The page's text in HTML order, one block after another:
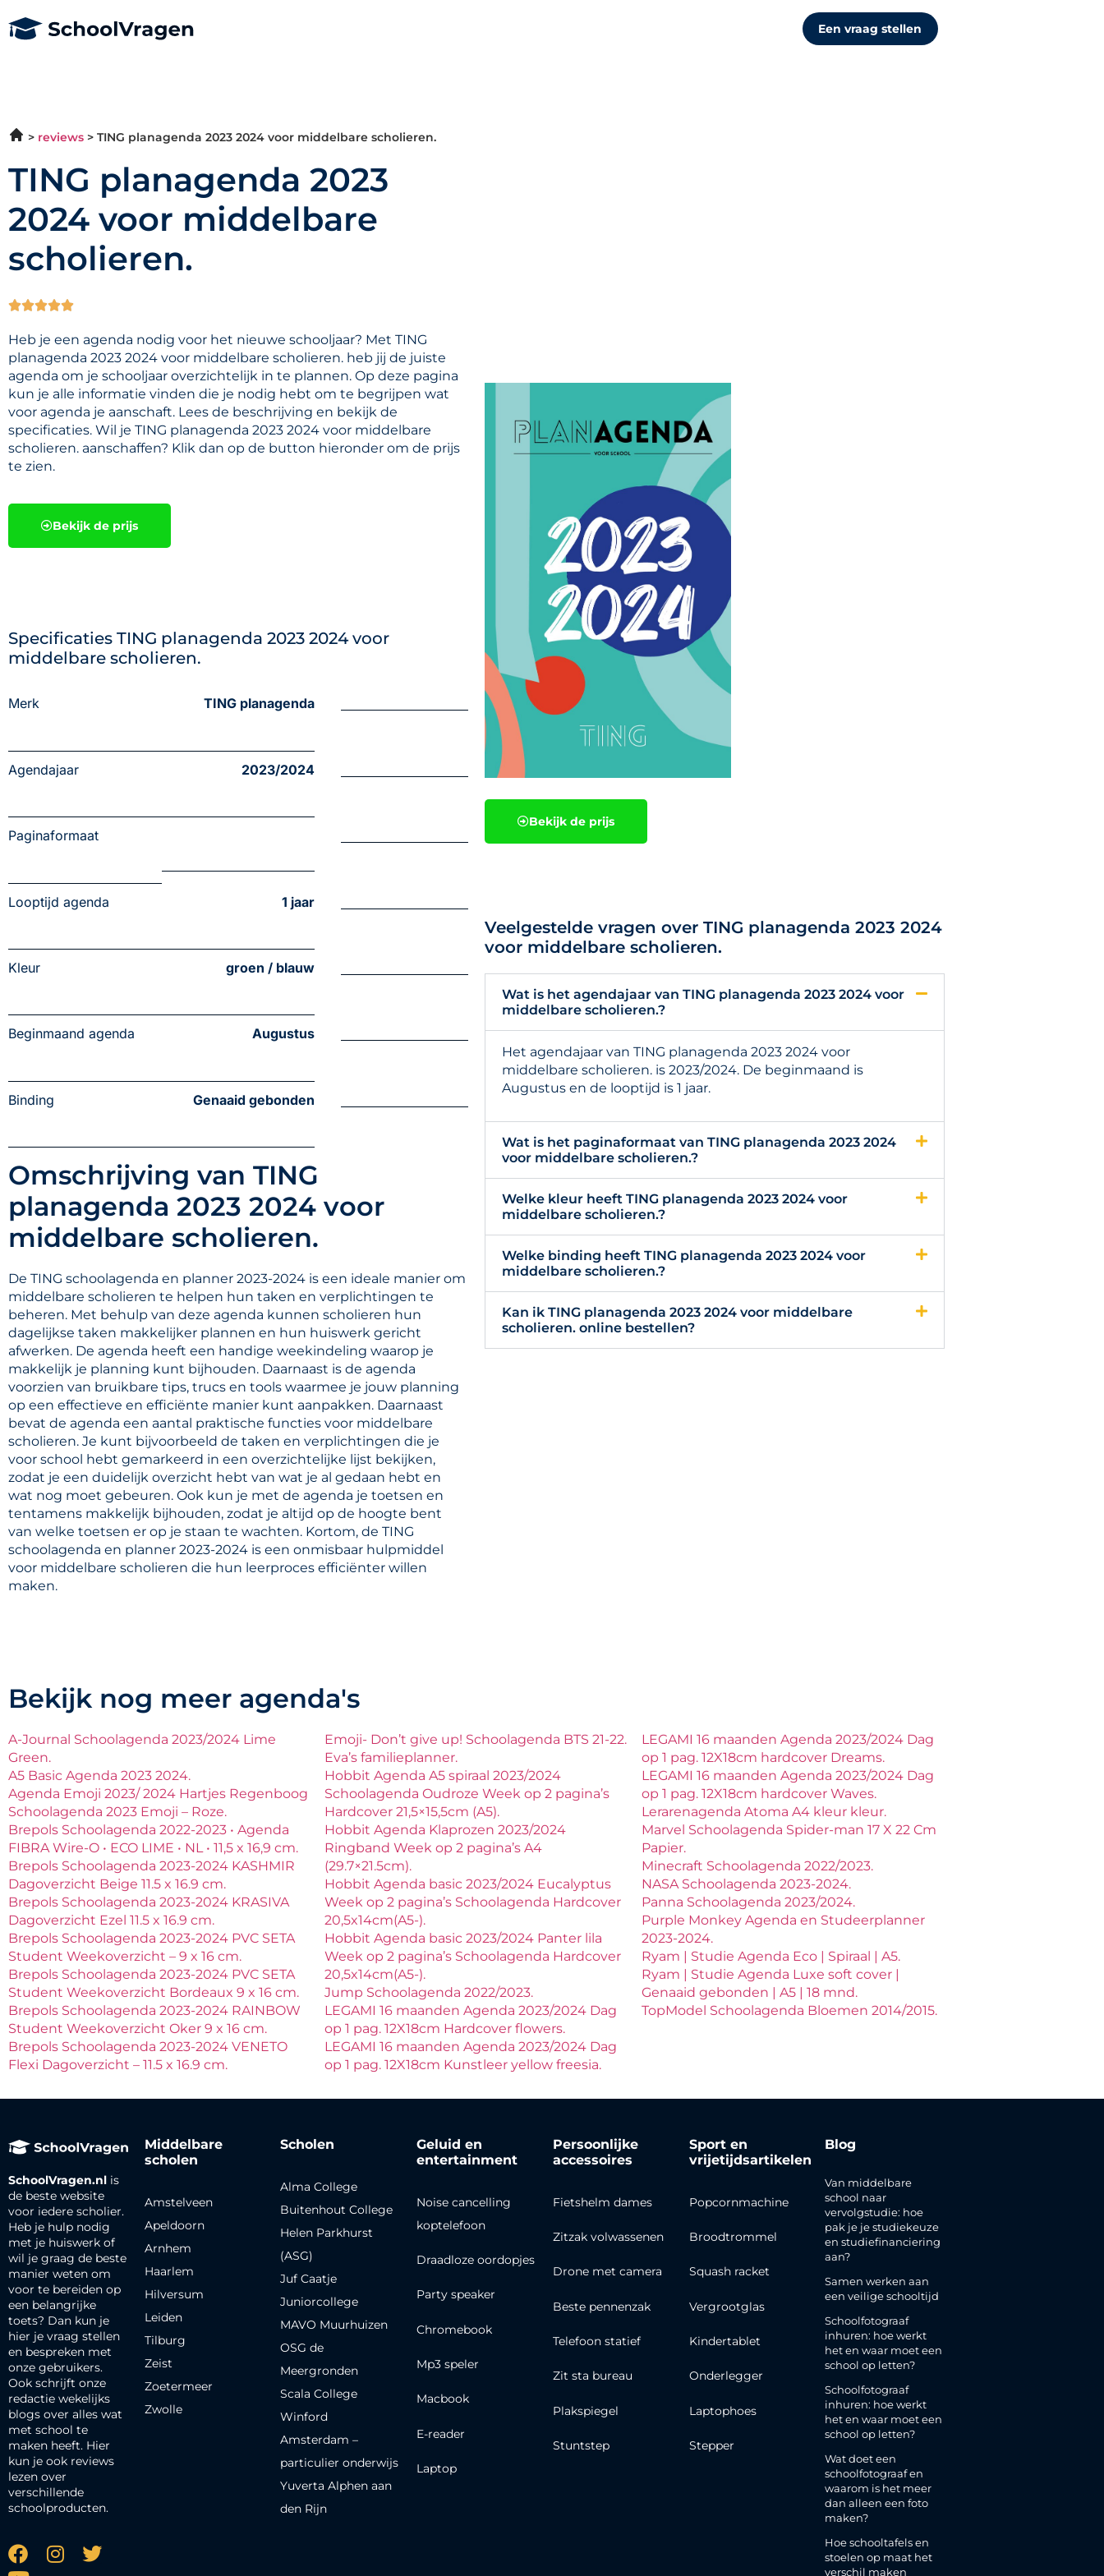
Een vraag stellen
reviews TING planagenda 2023 2024 voor middelbare scholieren.
TING planagenda 2023
2024 voor middelbare
scholieren.

Heb je een agenda nodig voor het nieuwe schooljaar? Met TING
planagenda 2023 2024 voor middelbare scholieren. heb jij de juiste
agenda om je schooljaar overzichtelijk in te plannen. Op deze pagina
kun je alle informatie vinden die je nodig hebt om te begrijpen wat
voor agenda je aanschaft. Lees de beschrijving en bekijk de
specificaties. Wil je TING planagenda 2023 2024 voor middelbare
scholieren. aanschaffen? Klik dan op de button hieronder om de prijs
te zien.
Bekijk de prijs
Specificaties TING planagenda 2023 2024 voor
middelbare scholieren.
Merk TING planagenda
Agendajaar 2023/2024
Paginaformaat
Looptijd agenda 1 jaar
Kleur groen / blauw
Beginmaand agenda Augustus
Binding Genaaid gebonden
Omschrijving van TING
planagenda 2023 2024 voor
middelbare scholieren.
De TING schoolagenda en planner 2023-2024 is een ideale manier om
middelbare scholieren te helpen hun taken en verplichtingen te
beheren. Met behulp van deze agenda kunnen scholieren hun
dagelijkse taken makkelijker plannen en hun huiswerk gericht
afwerken. De agenda heeft een handige weekindeling waarop je
makkelijk je planning kunt bijhouden. Daarnaast is de agenda
voorzien van bruikbare tips, trucs en tools waarmee je jouw planning
op een effectieve en efficiënte manier kunt aanpakken. Daarnaast
bevat de agenda een aantal praktische functies voor middelbare
scholieren. Je kunt bijvoorbeeld de taken en verplichtingen die je
voor school hebt gemarkeerd in een overzichtelijke lijst bekijken,
zodat je een duidelijk overzicht hebt van wat je al gedaan hebt en
wat nog moet gebeuren. Ook kun je met de agenda je toetsen en
tentamens makkelijk bijhouden, zodat je altijd op de hoogte bent
van welke toetsen er op je staan te wachten. Kortom, de TING
schoolagenda en planner 2023-2024 is een onmisbaar hulpmiddel
voor middelbare scholieren die hun leerproces efficiënter willen
maken.
Bekijk de prijs
Veelgestelde vragen over TING planagenda 2023 2024
voor middelbare scholieren.
Wat is het agendajaar van TING planagenda 2023 2024 voor
middelbare scholieren.?
Het agendajaar van TING planagenda 2023 2024 voor
middelbare scholieren. is 2023/2024. De beginmaand is
Augustus en de looptijd is 1 jaar.
Wat is het paginaformaat van TING planagenda 2023 2024
voor middelbare scholieren.?
Welke kleur heeft TING planagenda 2023 2024 voor
middelbare scholieren.?
Welke binding heeft TING planagenda 2023 2024 voor
middelbare scholieren.?
Kan ik TING planagenda 2023 2024 voor middelbare
scholieren. online bestellen?
Bekijk nog meer agenda's
A-Journal Schoolagenda 2023/2024 Lime
Green.
A5 Basic Agenda 2023 2024.
Agenda Emoji 2023/ 2024 Hartjes Regenboog
Schoolagenda 2023 Emoji – Roze.
Brepols Schoolagenda 2022-2023 • Agenda
FIBRA Wire-O • ECO LIME • NL • 11,5 x 16,9 cm.
Brepols Schoolagenda 2023-2024 KASHMIR
Dagoverzicht Beige 11.5 x 16.9 cm.
Brepols Schoolagenda 2023-2024 KRASIVA
Dagoverzicht Ezel 11.5 x 16.9 cm.
Brepols Schoolagenda 2023-2024 PVC SETA
Student Weekoverzicht – 9 x 16 cm.
Brepols Schoolagenda 2023-2024 PVC SETA
Student Weekoverzicht Bordeaux 9 x 16 cm.
Brepols Schoolagenda 2023-2024 RAINBOW
Student Weekoverzicht Oker 9 x 16 cm.
Brepols Schoolagenda 2023-2024 VENETO
Flexi Dagoverzicht – 11.5 x 16.9 cm.
Emoji- Don’t give up! Schoolagenda BTS 21-22.
Eva’s familieplanner.
Hobbit Agenda A5 spiraal 2023/2024
Schoolagenda Oudroze Week op 2 pagina’s
Hardcover 21,5×15,5cm (A5).
Hobbit Agenda Klaprozen 2023/2024
Ringband Week op 2 pagina’s A4
(29.7×21.5cm).
Hobbit Agenda basic 2023/2024 Eucalyptus
Week op 2 pagina’s Schoolagenda Hardcover
20,5x14cm(A5-).
Hobbit Agenda basic 2023/2024 Panter lila
Week op 2 pagina’s Schoolagenda Hardcover
20,5x14cm(A5-).
Jump Schoolagenda 2022/2023.
LEGAMI 16 maanden Agenda 2023/2024 Dag
op 1 pag. 12X18cm Hardcover flowers.
LEGAMI 16 maanden Agenda 2023/2024 Dag
op 1 pag. 12X18cm Kunstleer yellow freesia.
LEGAMI 16 maanden Agenda 2023/2024 Dag
op 1 pag. 12X18cm hardcover Dreams.
LEGAMI 16 maanden Agenda 2023/2024 Dag
op 1 pag. 12X18cm hardcover Waves.
Lerarenagenda Atoma A4 kleur kleur.
Marvel Schoolagenda Spider-man 17 X 22 Cm
Papier.
Minecraft Schoolagenda 2022/2023.
NASA Schoolagenda 2023-2024.
Panna Schoolagenda 2023/2024.
Purple Monkey Agenda en Studeerplanner
2023-2024.
Ryam | Studie Agenda Eco | Spiraal | A5.
Ryam | Studie Agenda Luxe soft cover |
Genaaid gebonden | A5 | 18 mnd.
TopModel Schoolagenda Bloemen 2014/2015.
SchoolVragen.nl is
de beste website
voor iedere scholier.
Heb je hulp nodig
met je huiswerk of
wil je graag de beste
manier weten om
voor te bereiden op
een belangrijke
toets? Dan kun je
hier je vraag stellen
en bespreken met
onze gebruikers.
Ook schrijft onze
redactie wekelijks
blogs over alles wat
met school te
maken heeft. Hier
kun je ook reviews
lezen over
verschillende
schoolproducten.
Middelbare
scholen
Amstelveen
Apeldoorn
Arnhem
Haarlem
Hilversum
Leiden
Tilburg
Zeist
Zoetermeer
Zwolle
Scholen
Alma College
Buitenhout College
Helen Parkhurst
(ASG)
Juf Caatje
Juniorcollege
MAVO Muurhuizen
OSG de
Meergronden
Scala College
Winford
Amsterdam –
particulier onderwijs
Yuverta Alphen aan
den Rijn
Geluid en
entertainment
Noise cancelling
koptelefoon
Draadloze oordopjes
Party speaker
Chromebook
Mp3 speler
Macbook
E-reader
Laptop
Persoonlijke
accessoires
Fietshelm dames
Zitzak volwassenen
Drone met camera
Beste pennenzak
Telefoon statief
Zit sta bureau
Plakspiegel
Stuntstep
Sport en
vrijetijdsartikelen
Popcornmachine
Broodtrommel
Squash racket
Vergrootglas
Kindertablet
Onderlegger
Laptophoes
Stepper
Blog
Van middelbare
school naar
vervolgstudie: hoe
pak je je studiekeuze
en studiefinanciering
aan?
Samen werken aan
een veilige schooltijd
Schoolfotograaf
inhuren: hoe werkt
het en waar moet een
school op letten?
Schoolfotograaf
inhuren: hoe werkt
het en waar moet een
school op letten?
Wat doet een
schoolfotograaf en
waarom is het meer
dan alleen een foto
maken?
Hoe schooltafels en
stoelen op maat het
verschil maken